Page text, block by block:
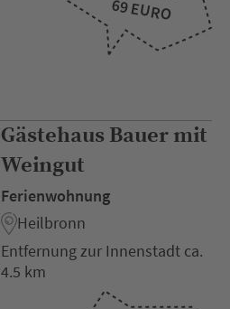
69 EURO
Gästehaus Bauer mit
Weingut
Ferienwohnung
Heilbronn
Entfernung zur Innenstadt ca.
4.5 km